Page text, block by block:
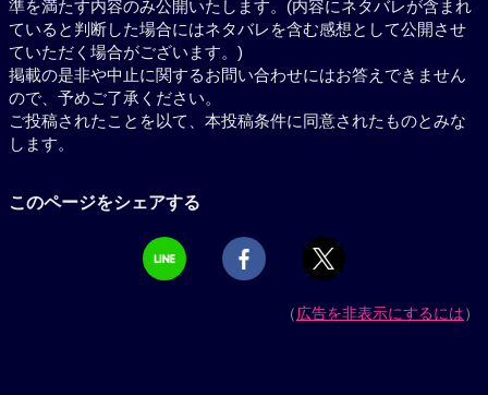
準を満たす内容のみ公開いたします。(内容にネタバレが含まれ
ていると判断した場合にはネタバレを含む感想として公開させ
ていただく場合がございます。)
掲載の是非や中止に関するお問い合わせにはお答えできません
ので、予めご了承ください。
ご投稿されたことを以て、本投稿条件に同意されたものとみな
します。
このページをシェアする
（広告を非表示にするには）